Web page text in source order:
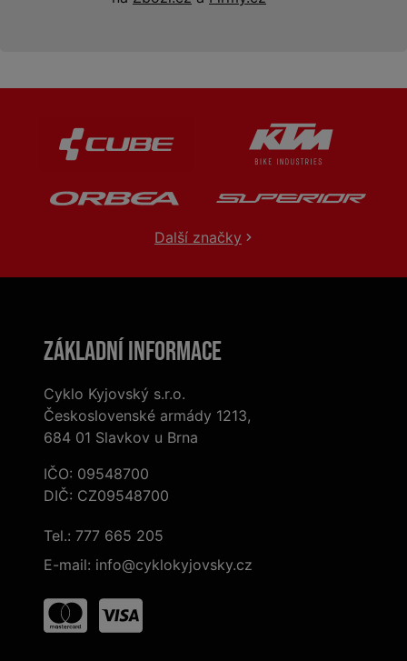
Další značky
Základní informace
Cyklo Kyjovský s.r.o.
Československé armády 1213,
684 01 Slavkov u Brna
IČO: 09548700
DIČ: CZ09548700
Tel.: 777 665 205
E-mail: info@cyklokyjovsky.cz